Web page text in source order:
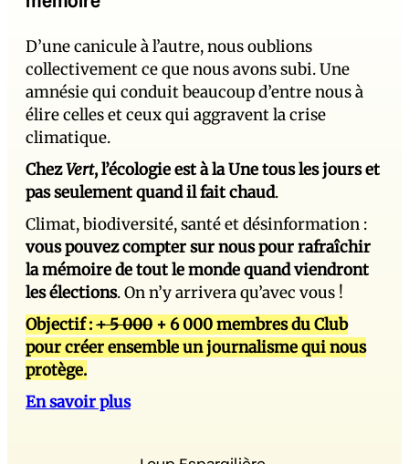
D’une canicule à l’autre, nous oublions
collectivement ce que nous avons subi. Une
amnésie qui conduit beaucoup d’entre nous à
élire celles et ceux qui aggravent la crise
climatique.
ChezVert, l’écologie est à la Une tous les jours et
pas seulement quand il fait chaud.
Climat, biodiversité, santé et désinformation :
vous pouvez compter sur nous pour rafraîchir
la mémoire de tout le monde quand viendront
les élections. On n’y arrivera qu’avec vous !
Objectif :+ 5 000 + 6 000 membres du Club
pour créer ensemble un journalisme qui nous
protège.
En savoir plus